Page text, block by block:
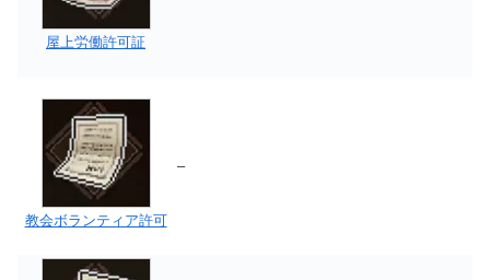
屋上労働許可証
教会ボランティア許可
–